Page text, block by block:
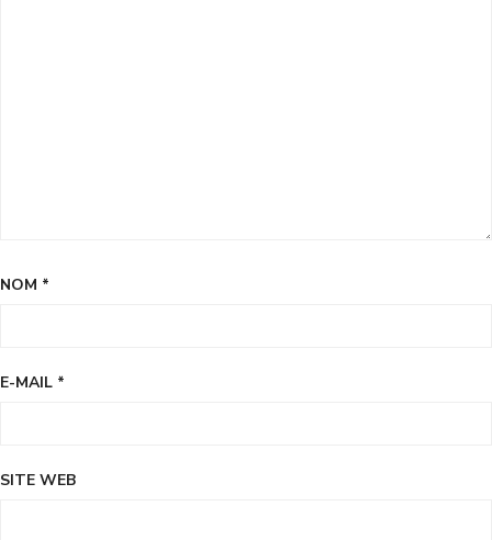
NOM *
E-MAIL *
SITE WEB